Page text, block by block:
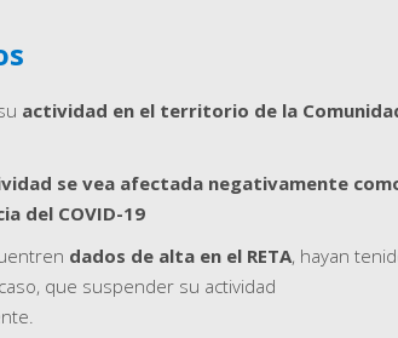
actividad en el territorio de la
se vea afectada negativamente
del COVID-19
dados de alta en el RETA, hayan
que suspender su actividad